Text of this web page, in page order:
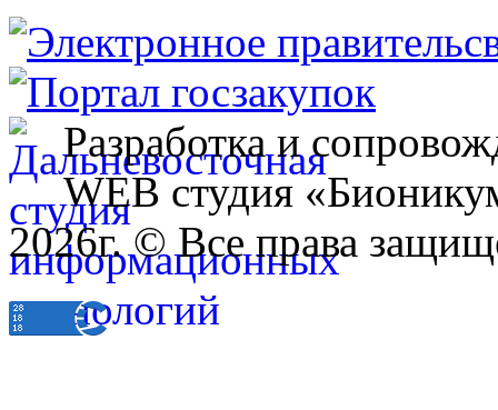
Разработка и
WEB студия
2026г. © Все права